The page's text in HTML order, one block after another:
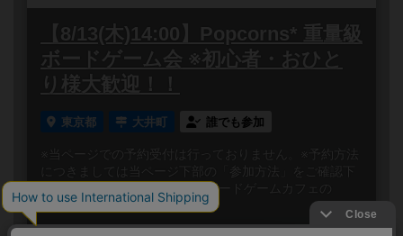
【8/13(木)14:00】Popcorns* 重量級
ボードゲーム会 ※初心者・おひと
り様大歓迎！！
東京都 大井町 誰でも参加
※当ページでの予約受付は行っておりません。※予約方法
につきましては当ページ下部の「参加方法」をご確認下
さい 大井町駅から徒歩3分！ ボードゲームカフェの
Popco...
閉じる